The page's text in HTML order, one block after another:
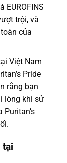
EUROFINS
trội, và
của
Việt Nam
Pride
rằng bạn
lòng khi sử
tại